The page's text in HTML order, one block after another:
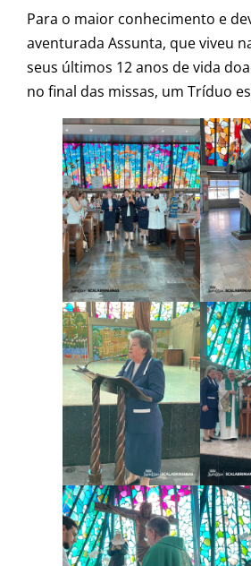
Para o maior conhecimento e
aventurada Assunta, que viveu
seus últimos 12 anos de vida
no final das missas, um Tríduo